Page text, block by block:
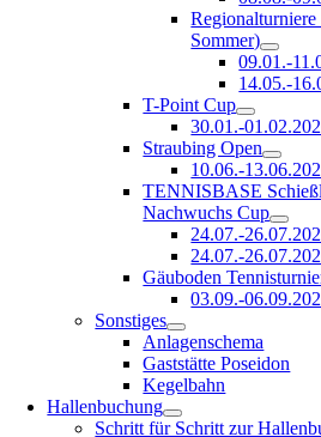
Sommer)
09.01.-
14.05.-
T-Point Cup
30.01.-
Straubing Open
10.06.-
TENNISBASE
Nachwuchs Cup
24.07.-
24.07.-
Gäuboden
03.09.-
Sonstiges
Anlagenschema
Gaststätte Poseidon
Kegelbahn
Hallenbuchung
Schritt für Schritt zur